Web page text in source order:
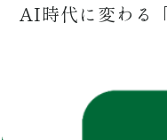
AI時代に変わる